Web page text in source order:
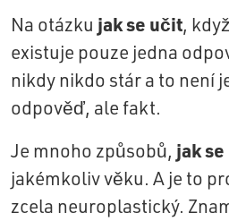
Na otázku jak se učit,
existuje pouze jedna
nikdy nikdo stár a to není
odpověď, ale fakt.
Je mnoho způsobů, jak
jakémkoliv věku. A je to
zcela neuroplastický.